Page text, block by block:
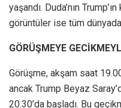
yaşandı. Duda’nın
görüntüler ise tüm dünyada
GÖRÜŞMEYE
Görüşme, akşam saat
ancak Trump Beyaz
20.30’da başladı. Bu